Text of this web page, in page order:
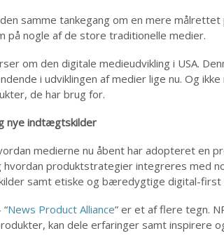
samme tankegang om en mere
på nogle af de store traditionelle medier.
om den digitale medieudvikling i USA.
i udviklingen af medier lige nu. Og
de har brug for.
nye indtægtskilder
medierne nu åbent har adopteret en
produktstrategier integreres med
samt etiske og bæredygtige digital-first
News Product Alliance” er et af flere tegn.
kan dele erfaringer samt inspirere